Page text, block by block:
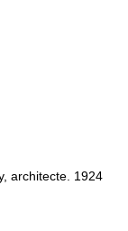
architecte. 1924